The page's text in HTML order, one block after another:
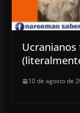
10 de agosto de